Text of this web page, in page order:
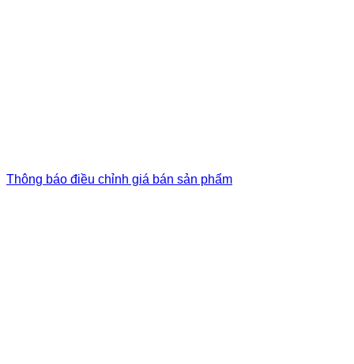
Thông báo điều chỉnh giá bán sản phẩm